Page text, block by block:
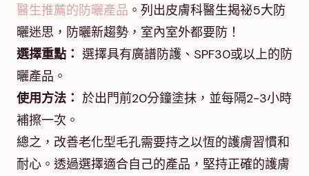
醫生推薦的防曬產品 。列出皮膚科醫生揭祕5大防
曬迷思，防曬新趨勢，室內室外都要防！
選擇重點： 選擇具有廣譜防護、SPF30或以上的防
曬產品。
使用方法： 於出門前20分鐘塗抹，並每隔2-3小時
補擦一次。
總之，改善老化型毛孔需要持之以恆的護膚習慣和
耐心。透過選擇適合自己的產品，堅持正確的護膚